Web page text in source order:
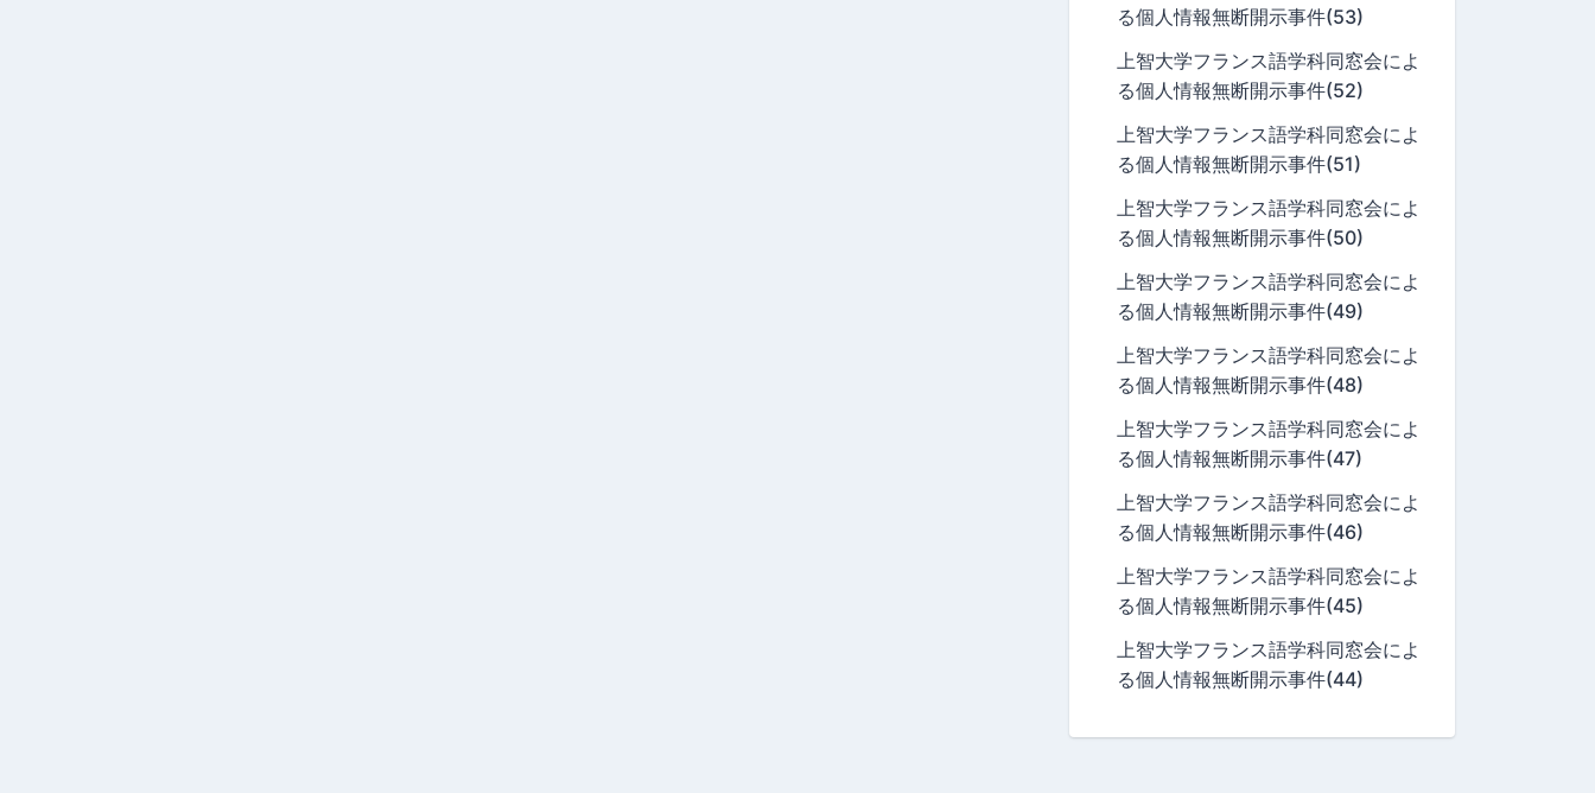
る個人情報無断開示事件(53)
上智大学フランス語学科同窓会によ
る個人情報無断開示事件(52)
上智大学フランス語学科同窓会によ
る個人情報無断開示事件(51)
上智大学フランス語学科同窓会によ
る個人情報無断開示事件(50)
上智大学フランス語学科同窓会によ
る個人情報無断開示事件(49)
上智大学フランス語学科同窓会によ
る個人情報無断開示事件(48)
上智大学フランス語学科同窓会によ
る個人情報無断開示事件(47)
上智大学フランス語学科同窓会によ
る個人情報無断開示事件(46)
上智大学フランス語学科同窓会によ
る個人情報無断開示事件(45)
上智大学フランス語学科同窓会によ
る個人情報無断開示事件(44)